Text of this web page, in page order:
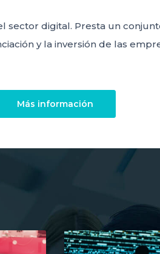
sector digital. Presta un
y la inversión de las
Más información